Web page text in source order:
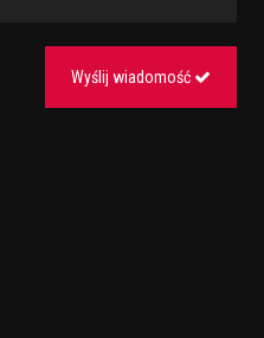
Wyślij wiadomość